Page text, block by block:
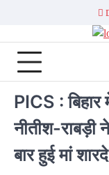
content
PICS :
नीतीश-राबड़ी
बार हुई मां